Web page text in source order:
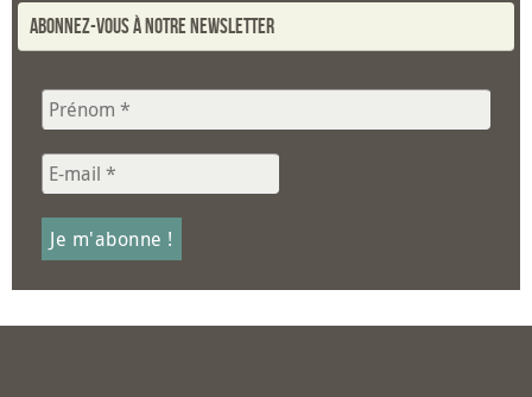
Abonnez-vous à notre newsletter